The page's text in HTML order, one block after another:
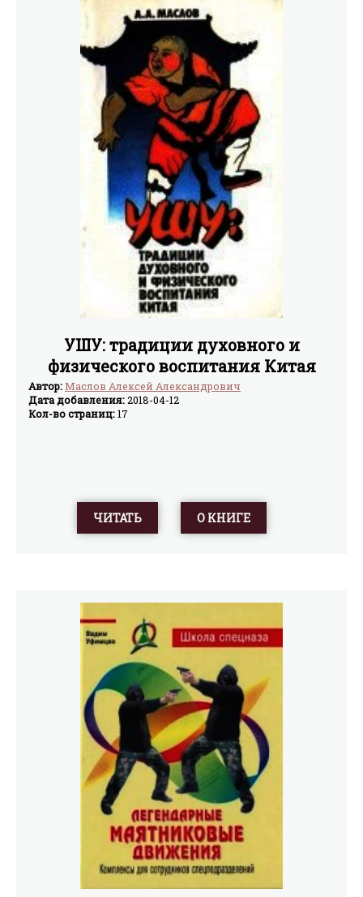
УШУ: традиции духовного и
физического воспитания Китая
Автор:Маслов Алексей Александрович
Дата добавления:2018-04-12
Кол-во страниц:17
ЧИТАТЬ О КНИГЕ